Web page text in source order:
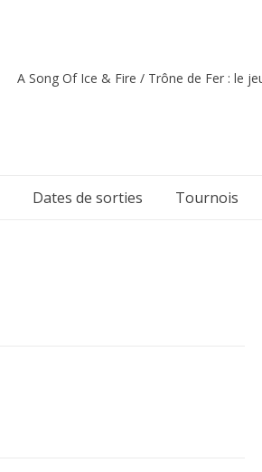
A Song Of Ice & Fire / Trône de Fer : le
Dates de sorties Tournois